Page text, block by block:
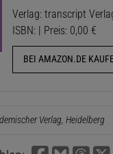
Verlag: transcript
ISBN: | Preis: 0,00 €
BEI AMAZON.DE
Verlag, Heidelberg